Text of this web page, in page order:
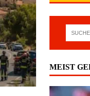
MEIST